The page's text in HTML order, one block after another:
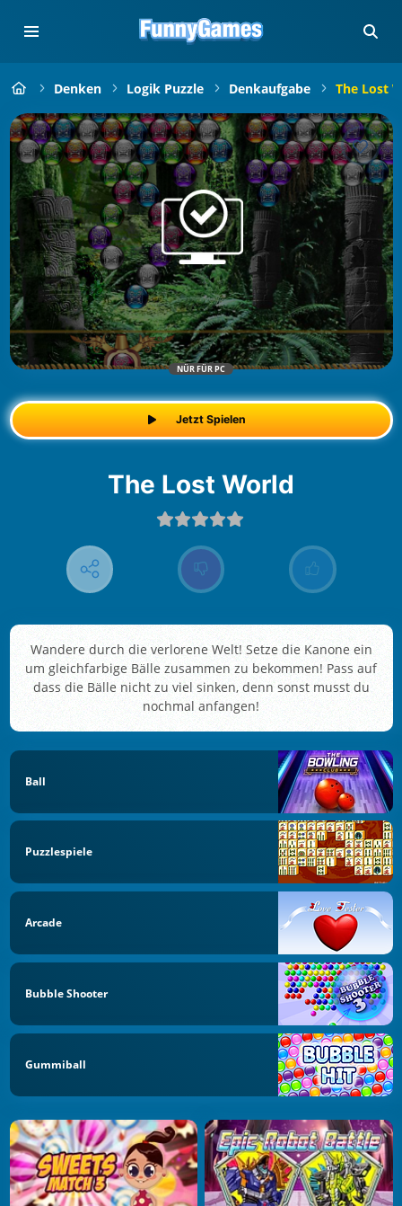
Denken Logik Puzzle Denkaufgabe The Lost
NÜR FÜR PC
Jetzt Spielen
The Lost World
Wandere durch die verlorene Welt! Setze die Kanone ein
um gleichfarbige Bälle zusammen zu bekommen! Pass auf
dass die Bälle nicht zu viel sinken, denn sonst musst du
nochmal anfangen!
Ball
Puzzlespiele
Arcade
Bubble Shooter
Gummiball